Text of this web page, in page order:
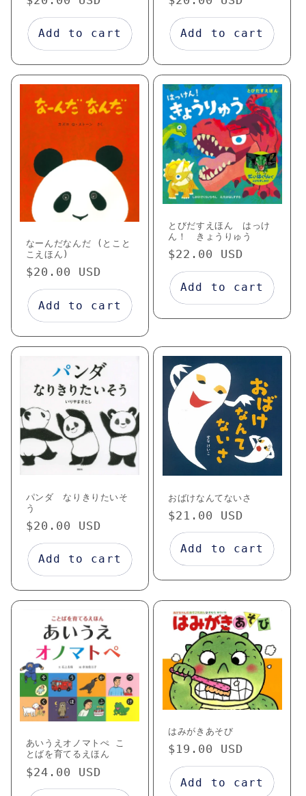
price
Add to cart
price
Add to cart
なーんだなんだ (とこと
こえほん)
Regular
price
$20.00 USD
Add to cart
とびだすえほん はっけ
ん！ きょうりゅう
Regular
price
$22.00 USD
Add to cart
パンダ なりきりたいそ
う
Regular
price
$20.00 USD
Add to cart
おばけなんてないさ
Regular
price
$21.00 USD
Add to cart
あいうえオノマトぺ こ
とばを育てるえほん
Regular
price
$24.00 USD
はみがきあそび
Regular
price
$19.00 USD
Add to cart